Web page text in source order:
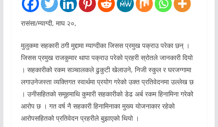
रासंसा/म्याग्दी, माघ २०,
मुलुकमा सहकारी ठगी मुद्दामा म्याग्दीका जिसस प्रमुख पक्राउ परेका छन् ।
जिसस प्रमुख राजकुमार थापा पक्राउ परेको प्रहरी स्रोतले जानकारी दियो
। सहकारीको रकम सञ्चालकले ढुकुटी खेलाउने, निजी स्कुल र घरजग्गामा
लगाउनेजस्ता व्यक्तिगत स्वार्थमा प्रयोग गरेको उक्त प्रतिवेदनमा उल्लेख छ
। उनीसहितकाे समूहमाथि कुमारी सहकारीको डेढ अर्ब रकम हिनामिना गरेको
आरोप छ । गत वर्ष नै सहकारी हिनामिनाका मुख्य योजनाकार रहेको
आरोपसहितको प्रतिवेदन प्रहरीले बुझाएको थियो ।